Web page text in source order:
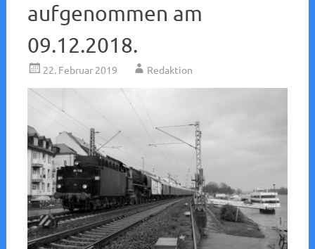
aufgenommen am
09.12.2018.
22. Februar 2019 Redaktion